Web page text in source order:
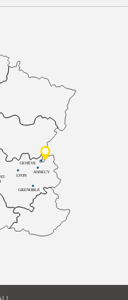
LYON
ANNECY
GRENOBLE
GENÈVE